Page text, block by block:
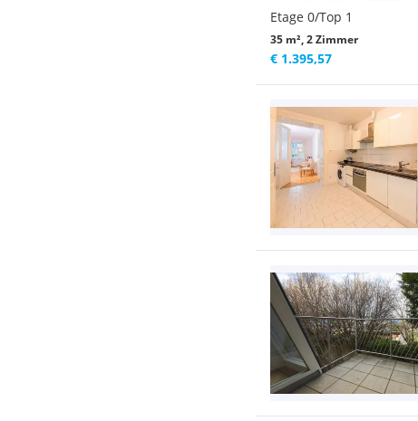
Etage 0/Top 1
35 m², 2 Zimmer
€ 1.395,57